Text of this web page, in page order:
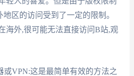
区的访问受到了一定的限制。
海外,很可能无法直接访问B站,观
或VPN:这是最简单有效的方法之